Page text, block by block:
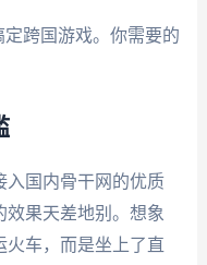
跨国游戏。你需要的
入国内骨干网的优质
效果天差地别。想象
火车，而是坐上了直